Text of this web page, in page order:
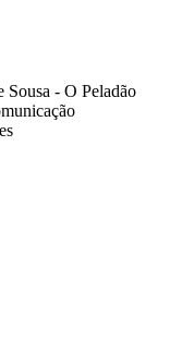
Sousa - O Peladão